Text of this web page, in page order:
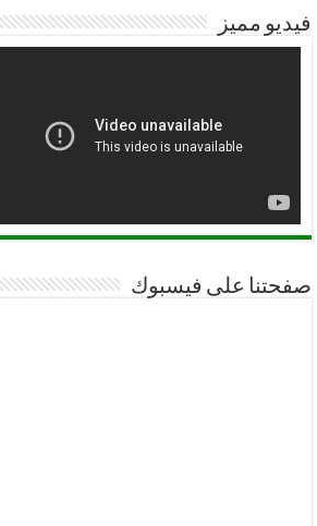
فيديو مميز
صفحتنا على فيسبوك